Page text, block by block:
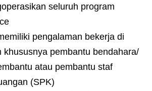
seluruh program
pengalaman bekerja di
khususnya pembantu bendahara/
atau pembantu staf
(SPK)